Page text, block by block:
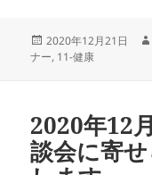
投
稿
2020年12月21日
ナー, 11-健康
2020年12
談会に寄せ